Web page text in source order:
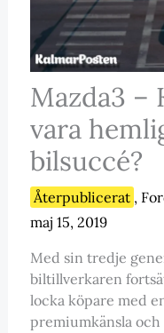
Mazda3 –
vara
bilsuccé?
Återpublicerat ,
maj 15, 2019
Med sin tredje
biltillverkaren
locka köpare med
premiumkänsla